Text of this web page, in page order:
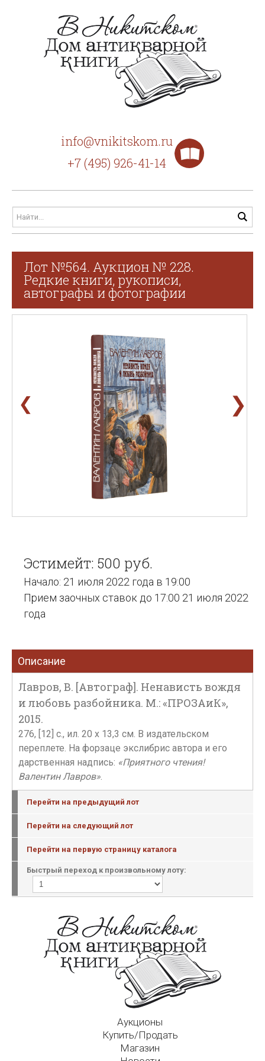
info@vnikitskom.ru
+7 (495) 926-41-14
Лот №564. Аукцион № 228.
Редкие книги, рукописи,
автографы и фотографии
❮ ❯
Эстимейт: 500 руб.
Начало: 21 июля 2022 года в 19:00
Прием заочных ставок до 17:00 21 июля 2022
года
Описание
Лавров, В. [Автограф]. Ненависть вождя
и любовь разбойника. М.: «ПРОЗАиК»,
2015.
276, [12] с., ил. 20 х 13,3 см. В издательском
переплете. На форзаце экслибрис автора и его
дарственная надпись: «Приятного чтения!
Валентин Лавров».
Перейти на предыдущий лот
Перейти на следующий лот
Перейти на первую страницу каталога
Быстрый переход к произвольному лоту:
Аукционы
Купить/Продать
Магазин